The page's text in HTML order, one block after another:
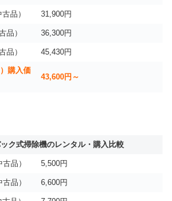
品） 31,900円
品） 36,300円
品） 45,430円
購入価
43,600円～
ク式掃除機のレンタル・購入比較
品） 5,500円
品） 6,600円